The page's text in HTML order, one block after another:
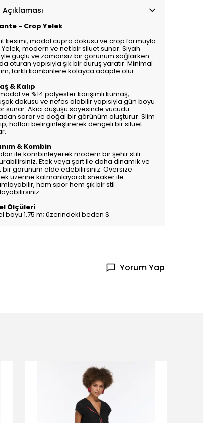
Açıklaması
- Crop Yelek
kesimi, modal cupra dokusu ve crop formuyla
modern ve net bir siluet sunar. Siyah
güçlü ve zamansız bir görünüm sağlarken
oturan yapısıyla şık bir duruş yaratır. Minimal
farklı kombinlere kolayca adapte olur.
& Kalıp
ve %14 polyester karışımlı kumaş,
dokusu ve nefes alabilir yapısıyla gün boyu
sunar. Akıcı düşüşü sayesinde vücudu
sarar ve doğal bir görünüm oluşturur. Slim
hatları belirginleştirerek dengeli bir siluet
& Kombin
ile kombinleyerek modern bir şehir stili
Etek veya şort ile daha dinamik ve
bir görünüm elde edebilirsiniz. Oversize
üzerine katmanlayarak sneaker ile
hem spor hem şık bir stil
Ölçüleri
boyu 1,75 m; üzerindeki beden S.
Yorum Yap